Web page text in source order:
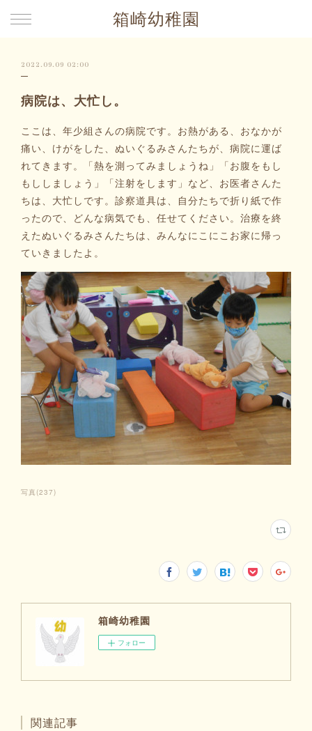
箱崎幼稚園
2022.09.09 02:00
病院は、大忙し。
ここは、年少組さんの病院です。お熱がある、おなかが
痛い、けがをした、ぬいぐるみさんたちが、病院に運ば
れてきます。「熱を測ってみましょうね」「お腹をもし
もししましょう」「注射をします」など、お医者さんた
ちは、大忙しです。診察道具は、自分たちで折り紙で作
ったので、どんな病気でも、任せてください。治療を終
えたぬいぐるみさんたちは、みんなにこにこお家に帰っ
ていきましたよ。
写真 (237)
箱崎幼稚園
フォロー
関連記事